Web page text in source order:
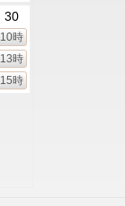
30
10時
13時
15時